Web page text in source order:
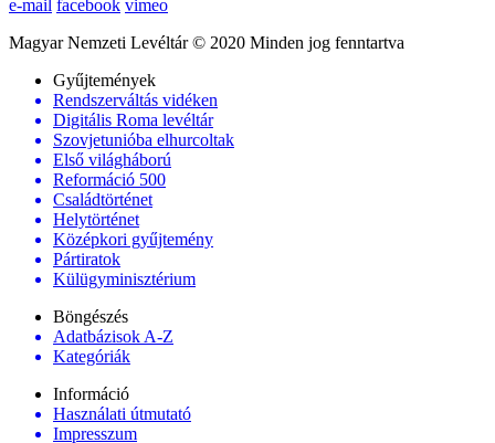
e-mail facebook vimeo
Magyar Nemzeti Levéltár © 2020 Minden jog fenntartva
Gyűjtemények
Rendszerváltás vidéken
Digitális Roma levéltár
Szovjetunióba elhurcoltak
Első világháború
Reformáció 500
Családtörténet
Helytörténet
Középkori gyűjtemény
Pártiratok
Külügyminisztérium
Böngészés
Adatbázisok A-Z
Kategóriák
Információ
Használati útmutató
Impresszum